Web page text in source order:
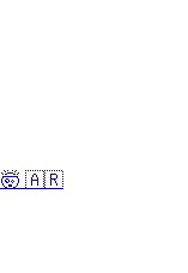
🤯 🇦🇷